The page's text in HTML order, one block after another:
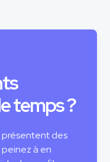
temps ?
présentent des
à en